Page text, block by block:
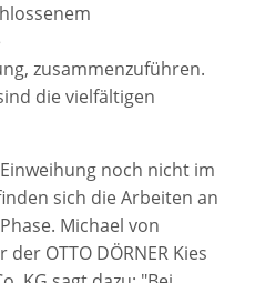
zusammenzuführen.
die vielfältigen
noch nicht im
sich die Arbeiten an
Michael von
OTTO DÖRNER Kies